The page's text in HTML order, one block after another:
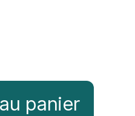
panier